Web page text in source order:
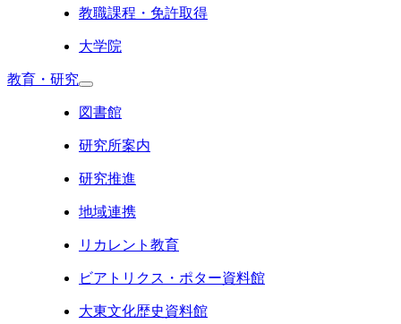
教職課程・免許取得
大学院
教育・研究
図書館
研究所案内
研究推進
地域連携
リカレント教育
ビアトリクス・ポター資料館
大東文化歴史資料館